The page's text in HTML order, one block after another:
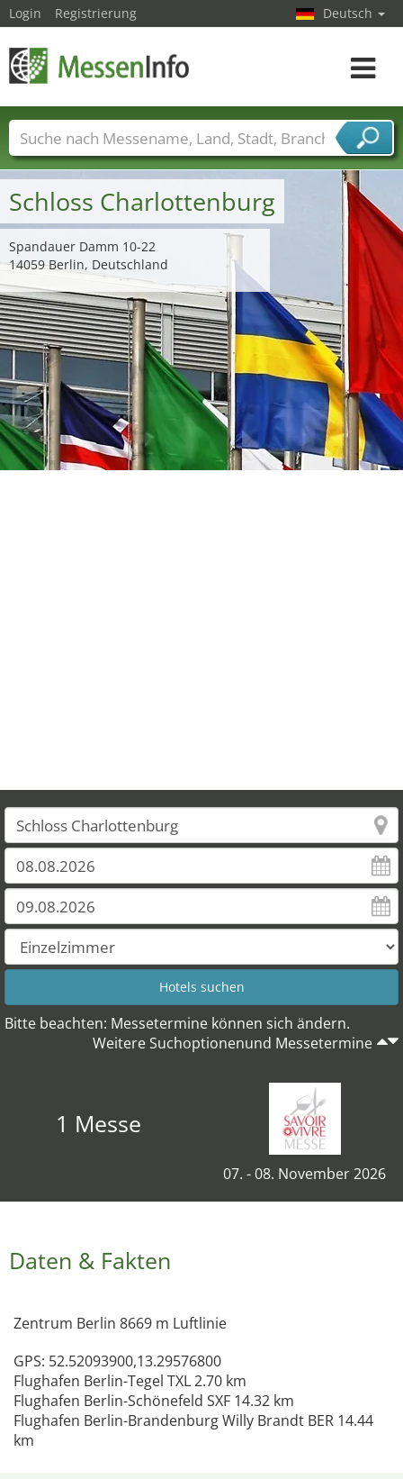
Schloss Charlottenburg
Spandauer Damm 10-22
14059 Berlin, Deutschland
Bitte beachten: Messetermine können sich ändern.
Weitere Suchoptionenund Messetermine
1 Messe
07. - 08. November 2026
Daten & Fakten
Zentrum Berlin 8669 m Luftlinie
GPS: 52.52093900,13.29576800
Flughafen Berlin-Tegel TXL 2.70 km
Flughafen Berlin-Schönefeld SXF 14.32 km
Flughafen Berlin-Brandenburg Willy Brandt BER 14.44
km
Login Registrierung Deutsch
Toggle
Messenamen Länder Städte
Branchen
Dienstleisterbranchen